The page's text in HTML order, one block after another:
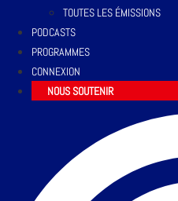
TOUTES LES ÉMISSIONS
PODCASTS
PROGRAMMES
CONNEXION
NOUS SOUTENIR